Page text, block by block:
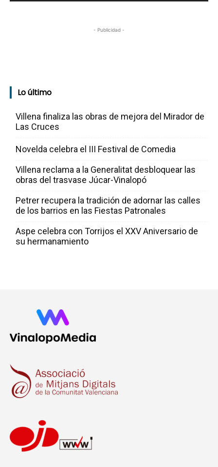
- Publicidad -
Lo último
Villena finaliza las obras de mejora del Mirador de
Las Cruces
Novelda celebra el III Festival de Comedia
Villena reclama a la Generalitat desbloquear las
obras del trasvase Júcar-Vinalopó
Petrer recupera la tradición de adornar las calles
de los barrios en las Fiestas Patronales
Aspe celebra con Torrijos el XXV Aniversario de
su hermanamiento